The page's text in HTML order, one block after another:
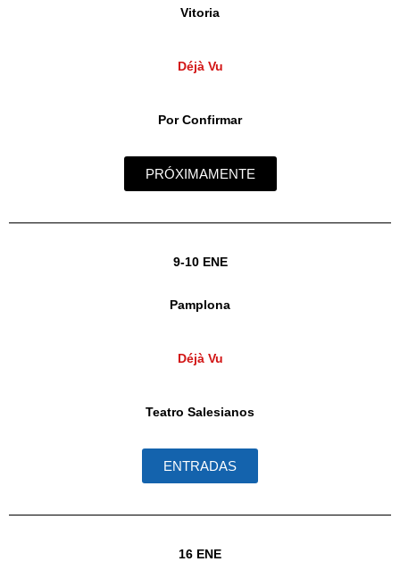
Vitoria
Déjà Vu
Por Confirmar
PRÓXIMAMENTE
9-10 ENE
Pamplona
Déjà Vu
Teatro Salesianos
ENTRADAS
16 ENE